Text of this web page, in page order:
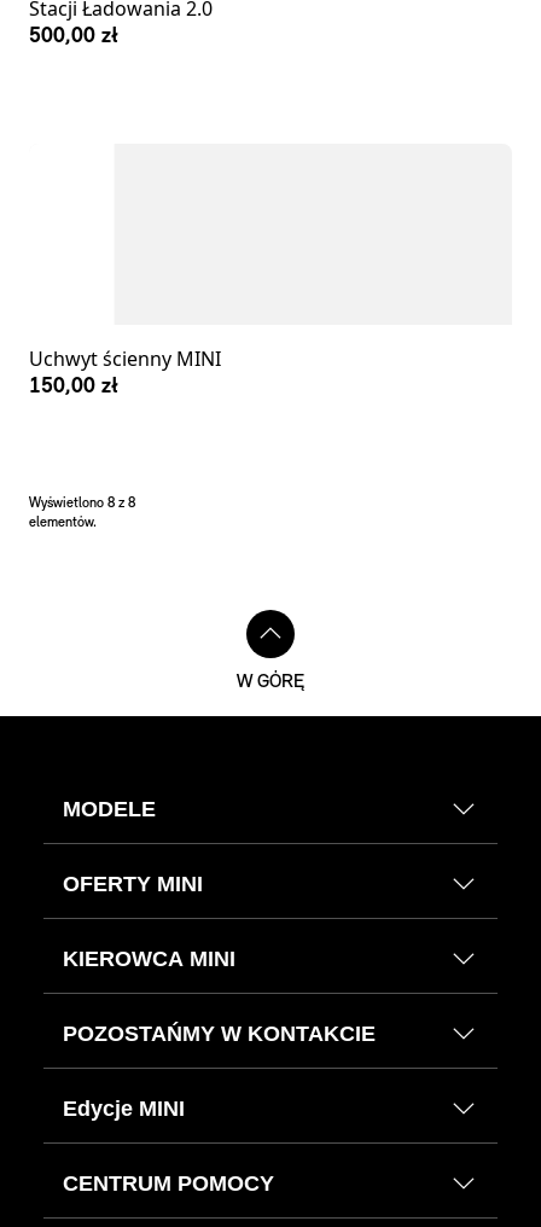
Stacji Ładowania 2.0
500,00 zł
Uchwyt ścienny MINI
150,00 zł
Wyświetlono 8 z 8
elementów.